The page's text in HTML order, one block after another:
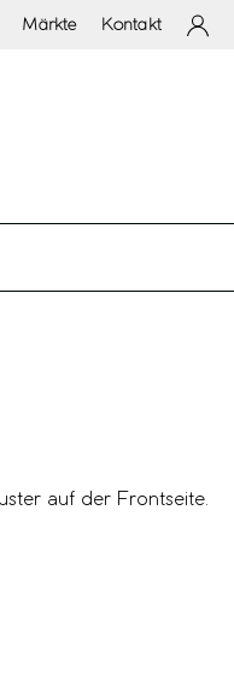
Märkte Kontakt
auf der Frontseite.